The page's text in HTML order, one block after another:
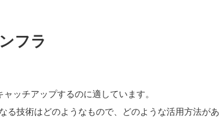
フラ
ッチアップするのに適しています。
る技術はどのようなもので、どのような活用方法があ